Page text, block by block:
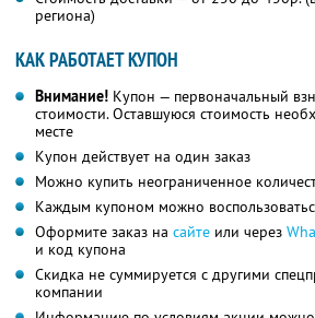
региона)
КАК РАБОТАЕТ КУПОН
Внимание! Купон — первоначальный
стоимости. Оставшуюся стоимость
месте
Купон действует на один заказ
Можно купить неограниченное
Каждым купоном можно
Оформите заказ на сайте или через
и код купона
Скидка не суммируется с другими
компании